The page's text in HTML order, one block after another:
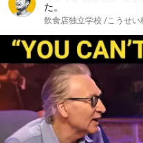
た。
飲食店独立学校 /こうせい